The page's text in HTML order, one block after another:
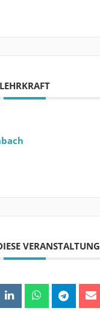
LEHRKRAFT
VERANSTALTUNG